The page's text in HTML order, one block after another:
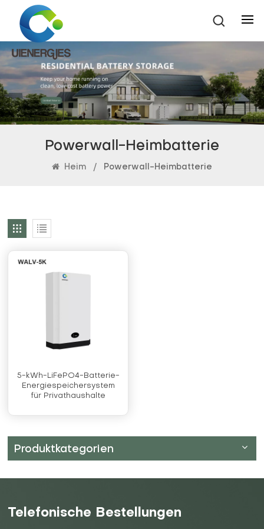
Powerwall-Heimbatterie
Heim / Powerwall-Heimbatterie
5-kWh-LiFePO4-Batterie-
Energiespeichersystem
für Privathaushalte
Produktkategorien
Telefonische Bestellungen